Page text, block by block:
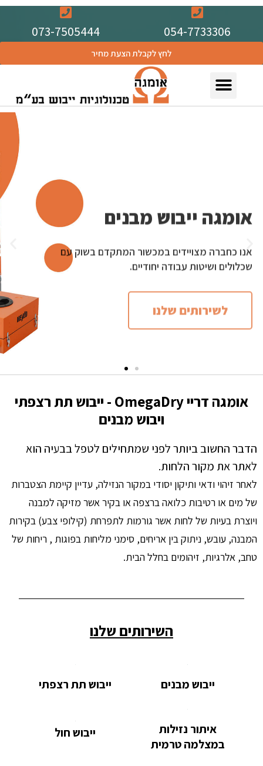
054-7733306
073-7505444
לחץ לקבלת הצעת מחיר
אנו כחברה מצויידים במכשור המתקדם בשוק עם
אומגה דריי OmegaDry - ייבוש תת רצפתי
ויבוש מבנים
הדבר החשוב ביותר לפני שמתחילים לטפל בבעיה הוא
לאתר את מקור הלחות.
לאחר זיהוי ודאי ותיקון יסודי במקור הנזילה, עדיין קיימת הצטברות
של מים או רטיבות כלואה ברצפה או בקיר אשר מזיקה למבנה
ויוצרת בעיות של לחות אשר גורמות לתפרחת (קילופי צבע) בקירות
המבנה, עובש, ניתוק בין אריחים, סימני מליחות בפוגות , ריחות של
טחב, אלרגיות, זיהומים בחלל הבית.
השירותים שלנו
ייבוש מבנים ייבוש תת רצפתי
איתור נזילות
במצלמה טרמית
ייבוש חול